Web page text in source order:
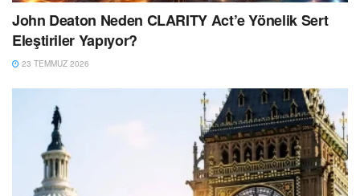
John Deaton Neden CLARITY Act’e Yönelik Sert
Eleştiriler Yapıyor?
23 TEMMUZ 2026